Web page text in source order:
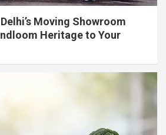
Moving Showroom
Heritage to Your